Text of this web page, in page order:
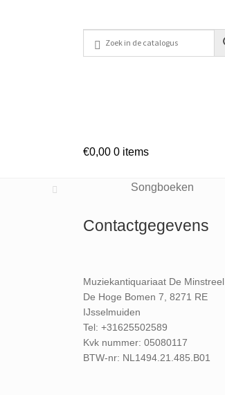
€0,00 0 items
Songboeken
Contactgegevens
Muziekantiquariaat De Minstreel
De Hoge Bomen 7, 8271 RE
IJsselmuiden
Tel: +31625502589
Kvk nummer: 05080117
BTW-nr: NL1494.21.485.B01